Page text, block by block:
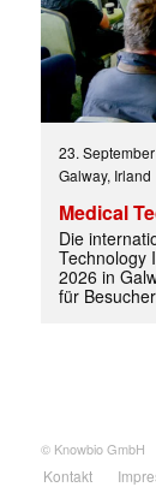
Mit
23. September
Galway, Irland
Medical
Die
Technology
2026 in
für
© Knowbio GmbH
Kontakt